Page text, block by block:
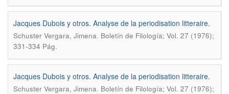
Jacques Dubois y otros. Analyse de la periodisation litteraire.
Schuster Vergara, Jimena. Boletín de Filología; Vol. 27 (1976);
331-334 Pág.
Jacques Dubois y otros. Analyse de la periodisation litteraire.
Schuster Vergara, Jimena. Boletín de Filología; Vol. 27 (1976);